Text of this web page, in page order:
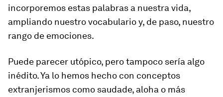
incorporemos estas palabras a nuestra vida,
ampliando nuestro vocabulario y, de paso, nuestro
rango de emociones.
Puede parecer utópico, pero tampoco sería algo
inédito. Ya lo hemos hecho con conceptos
extranjerismos como saudade, aloha o más